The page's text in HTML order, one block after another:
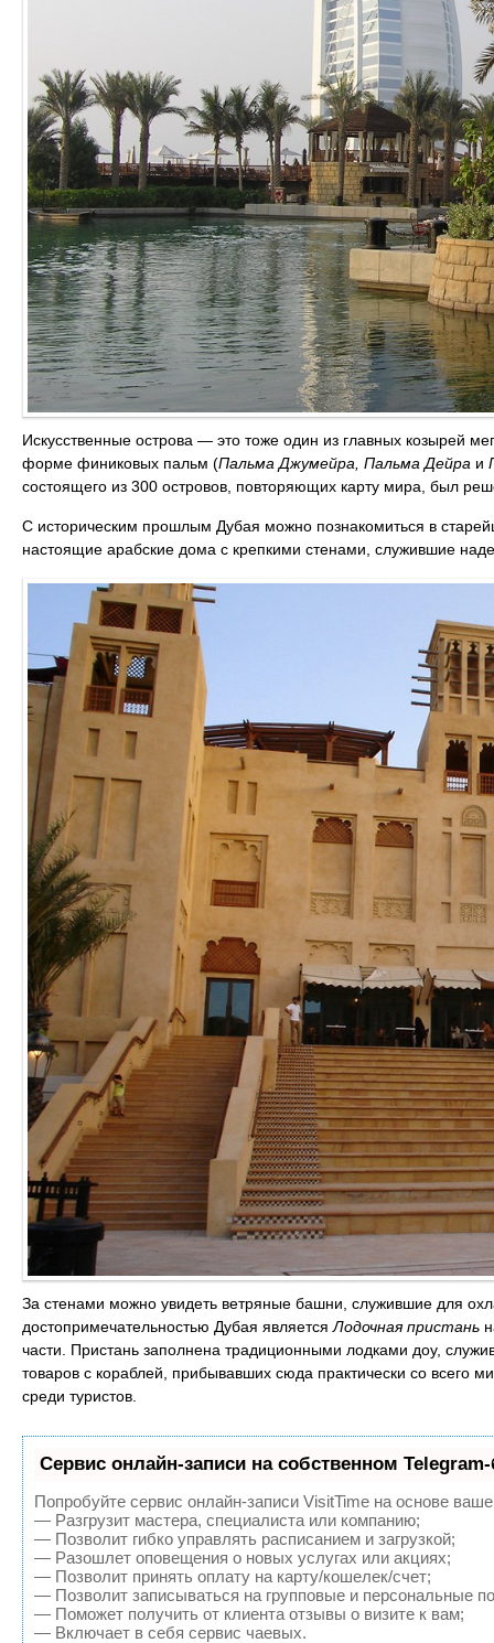
Искусственные острова — это тоже один из главных козырей
форме финиковых пальм (Пальма Джумейра, Пальма Дейра и
состоящего из 300 островов, повторяющих карту мира, был
С историческим прошлым Дубая можно познакомиться в
настоящие арабские дома с крепкими стенами, служившие
За стенами можно увидеть ветряные башни, служившие для
достопримечательностью Дубая является Лодочная пристань
части. Пристань заполнена традиционными лодками доу,
товаров с кораблей, прибывавших сюда практически со всего
среди туристов.
Сервис онлайн-записи на собственном Telegram-
Попробуйте сервис онлайн-записи VisitTime на основе
— Разгрузит мастера, специалиста или компанию;
— Позволит гибко управлять расписанием и загрузкой;
— Разошлет оповещения о новых услугах или акциях;
— Позволит принять оплату на карту/кошелек/счет;
— Позволит записываться на групповые и персональные
— Поможет получить от клиента отзывы о визите к вам;
— Включает в себя сервис чаевых.